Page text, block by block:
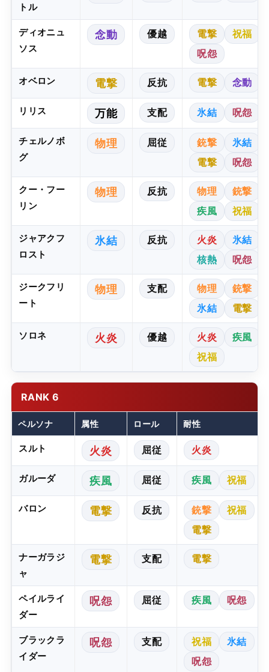
トル
ディオニュ
ソス
念動 優越 電撃
祝福
呪怨
オベロン 電撃 反抗 電撃 念動
リリス 万能 支配 氷結 呪怨
チェルノボ
グ
物理 屈従 銃撃
氷結
電撃
呪怨
クー・フー
リン
物理 反抗 物理
銃撃
疾風
祝福
ジャアクフ
ロスト
氷結 反抗 火炎
氷結
核熱
呪怨
ジークフリ
ート
物理 支配 物理
銃撃
氷結
電撃
ソロネ 火炎 優越 火炎
疾風
祝福
RANK 6
ペルソナ 属性 ロール 耐性
スルト 火炎 屈従 火炎
ガルーダ 疾風 屈従 疾風 祝福
バロン 電撃 反抗 銃撃
祝福
電撃
ナーガラジ
ャ
電撃 支配 電撃
ペイルライ
ダー
呪怨 屈従 疾風 呪怨
ブラックラ
イダー
呪怨 支配 祝福
氷結
呪怨